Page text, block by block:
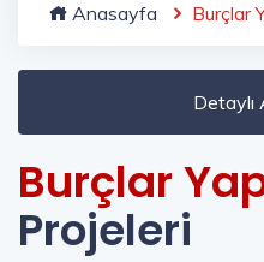
Anasayfa Burçlar
Detaylı
Burçlar
Projeleri